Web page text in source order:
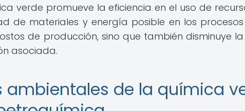
verde promueve la eficiencia en el uso de
de materiales y energía posible en los
de producción, sino que también disminuye
asociada.
ambientales de la química